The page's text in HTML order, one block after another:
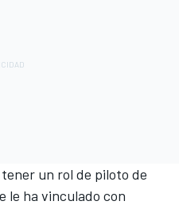
un rol de piloto de
le ha vinculado con